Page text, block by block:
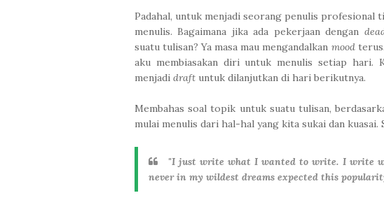
Padahal, untuk menjadi seorang penulis profesional
menulis. Bagaimana jika ada pekerjaan dengan
suatu tulisan? Ya masa mau mengandalkan mood
aku membiasakan diri untuk menulis setiap hari.
menjadi draft untuk dilanjutkan di hari berikutnya.
Membahas soal topik untuk suatu tulisan,
mulai menulis dari hal-hal yang kita sukai dan kuasai.
"I just write what I wanted to write. I write
never in my wildest dreams expected this